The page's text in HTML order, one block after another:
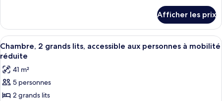
1
très
grand
lit,
accessible
aux
personnes
Chambre,
très
grand
accessible
aux
personnes
à
Afficher les prix
Afficher
toutes
les
photos
pour
ce
Une chambre d’hôtel avec deux
4
Chambre, 2 grands lits, accessible aux personnes à mobilité
réduite
41 m²
5 personnes
2 grands lits